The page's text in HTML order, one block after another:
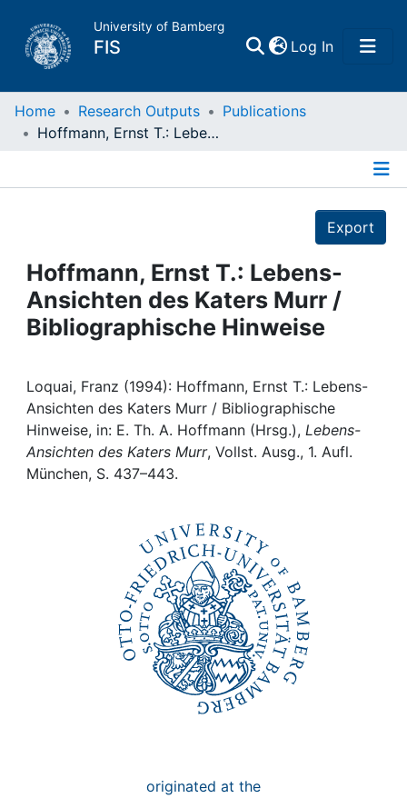
University of Bamberg
FIS Log In(current)
Home
Projects
People
Awards
My FIS
Home Research Outputs
Publications
Hoffmann, Ernst T.: Lebens-Ansichten des Katers Murr / Bibliographische Hinweise
Export
Hoffmann, Ernst T.: Lebens-
Ansichten des Katers Murr /
Bibliographische Hinweise
Loquai, Franz (1994): Hoffmann, Ernst T.: Lebens-
Ansichten des Katers Murr / Bibliographische
Hinweise, in: E. Th. A. Hoffmann (Hrsg.), Lebens-
Ansichten des Katers Murr, Vollst. Ausg., 1. Aufl.
München, S. 437–443.
originated at the